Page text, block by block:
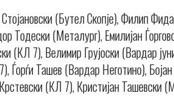
(Бутел Скопје), Филип
Тодески (Металург), Емилијан
(КЛ 7), Велимир Грујоски (Вардар
Ѓорѓи Ташев (Вардар Неготино),
(КЛ 7), Кристијан Ташевски